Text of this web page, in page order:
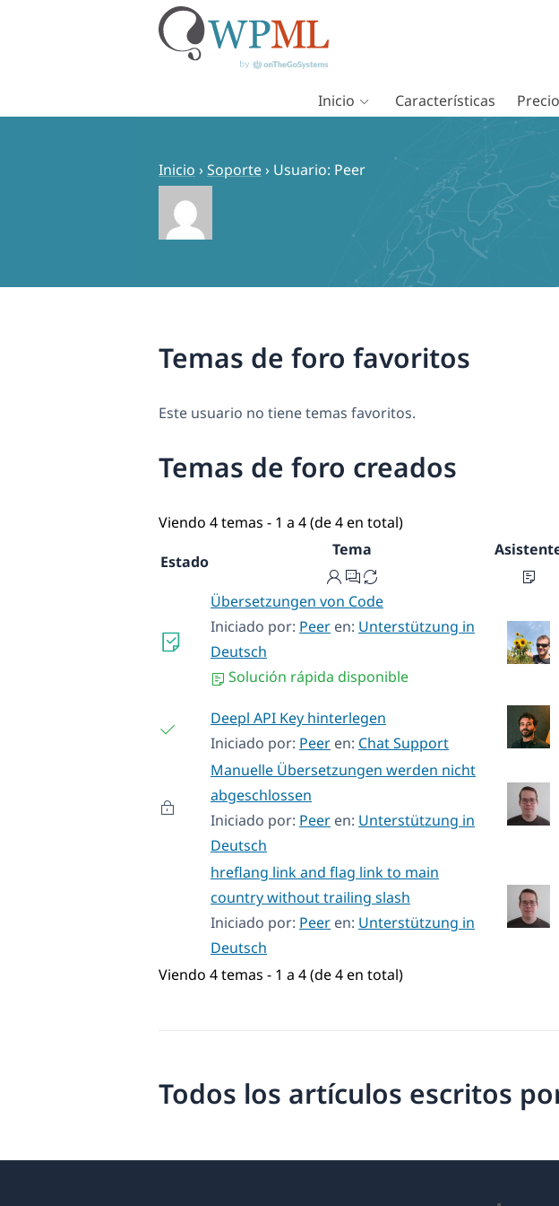
Inicio Características
Inicio ›Soporte› Usuario: Peer
Temas de foro favoritos
Este usuario no tiene temas favoritos.
Temas de foro creados
Viendo 4 temas - 1 a 4 (de 4 en total)
Estado
Tema
Übersetzungen von Code
Iniciado por: Peer en: Unterstützung in
Deutsch
Solución rápida disponible
Deepl API Key hinterlegen
Iniciado por: Peer en: Chat Support
Manuelle Übersetzungen werden nicht
abgeschlossen
Iniciado por: Peer en: Unterstützung in
Deutsch
hreflang link and flag link to main
country without trailing slash
Iniciado por: Peer en: Unterstützung in
Deutsch
Viendo 4 temas - 1 a 4 (de 4 en total)
Todos los artículos escritos